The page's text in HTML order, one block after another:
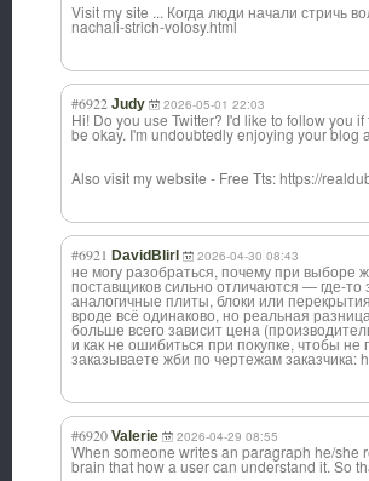
Visit my site ... Когда люди начали стричь
nachali-strich-volosy.html
#6922 Judy 2026-05-01 22:03
Hi! Do you use Twitter? I'd like to follow you if
be okay. I'm undoubtedly enjoying your blog
Also visit my website - Free Tts: https://
#6921 DavidBlirl 2026-04-30 08:43
не могу разобраться, почему при
поставщиков сильно отличаются — где-
аналогичные плиты, блоки или
вроде всё одинаково, но реальная
больше всего зависит цена
и как не ошибиться при покупке, чтобы
заказываете жби по чертежам
#6920 Valerie 2026-04-29 08:55
When someone writes an paragraph he/she
brain that how a user can understand it. So